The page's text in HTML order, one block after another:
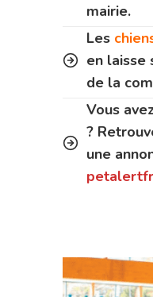
mairie.
Les
en
de la
Vous
?
une